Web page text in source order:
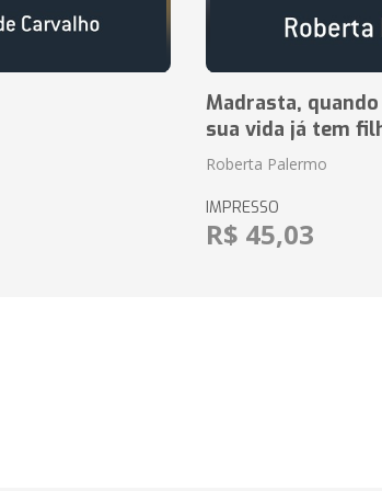
Madrasta,
sua vida já tem
Roberta Palermo
IMPRESSO
R$ 45,03